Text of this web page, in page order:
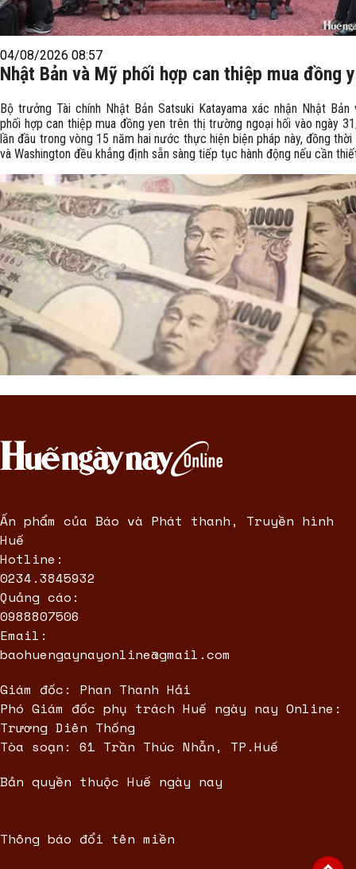
04/08/2026 08:57
Nhật Bản và Mỹ phối hợp can thiệp mua đồng
Bộ trưởng Tài chính Nhật Bản Satsuki Katayama xác nhận Nhật Bản
phối hợp can thiệp mua đồng yen trên thị trường ngoại hối vào ngày
lần đầu trong vòng 15 năm hai nước thực hiện biện pháp này, đồng
và Washington đều khẳng định sẵn sàng tiếp tục hành động nếu cần
Ấn phẩm của Báo và Phát thanh, Truyền hình
Huế
Hotline:
0234.3845932
Quảng cáo:
0988807506
Email:
baohuengaynayonline@gmail.com
Giám đốc: Phan Thanh Hải
Phó Giám đốc phụ trách Huế ngày nay Online:
Trương Diên Thống
Tòa soạn: 61 Trần Thúc Nhẫn, TP.Huế
Bản quyền thuộc Huế ngày nay
Thông báo đổi tên miền